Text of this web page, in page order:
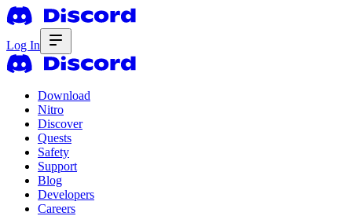
Log In
Download
Nitro
Discover
Quests
Safety
Support
Blog
Developers
Careers